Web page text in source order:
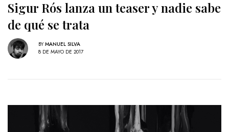
Sigur Rós lanza un teaser y nadie sabe
de qué se trata
BY MANUEL SILVA
8 DE MAYO DE 2017